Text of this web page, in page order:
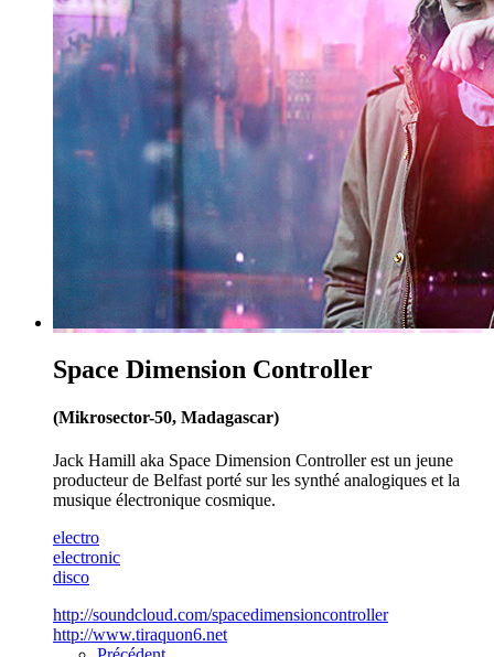
Space Dimension Controller
(Mikrosector-50, Madagascar)
Jack Hamill aka Space Dimension Controller est un jeune
producteur de Belfast porté sur les synthé analogiques et la
musique électronique cosmique.
electro
electronic
disco
http://soundcloud.com/spacedimensioncontroller
http://www.tiraquon6.net